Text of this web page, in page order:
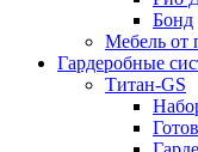
Бонд
Мебель
Гардеробные
Титан-GS